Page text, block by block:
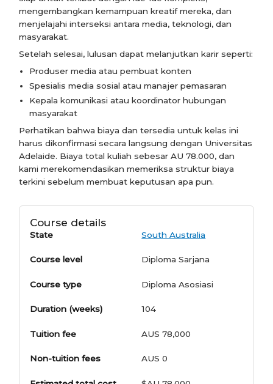
mengembangkan kemampuan kreatif mereka, dan
menjelajahi interseksi antara media, teknologi, dan
masyarakat.
Setelah selesai, lulusan dapat melanjutkan karir seperti:
Produser media atau pembuat konten
Spesialis media sosial atau manajer pemasaran
Kepala komunikasi atau koordinator hubungan
masyarakat
Perhatikan bahwa biaya dan tersedia untuk kelas ini
harus dikonfirmasi secara langsung dengan Universitas
Adelaide. Biaya total kuliah sebesar AU 78.000, dan
kami merekomendasikan memeriksa struktur biaya
terkini sebelum membuat keputusan apa pun.
Course details
State South Australia
Course level Diploma Sarjana
Course type Diploma Asosiasi
Duration (weeks) 104
Tuition fee AUS 78,000
Non-tuition fees AUS 0